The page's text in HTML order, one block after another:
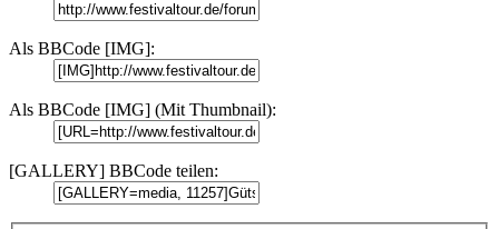
Als BBCode [IMG]:
Als BBCode [IMG] (Mit Thumbnail):
[GALLERY] BBCode teilen: